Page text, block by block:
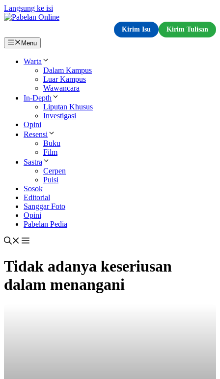
Langsung ke isi
Kirim Isu
Kirim Tulisan
Menu
Warta
Dalam Kampus
Luar Kampus
Wawancara
In-Depth
Liputan Khusus
Investigasi
Opini
Resensi
Buku
Film
Sastra
Cerpen
Puisi
Sosok
Editorial
Sanggar Foto
Opini
Pabelan Pedia
Tidak adanya keseriusan
dalam menangani